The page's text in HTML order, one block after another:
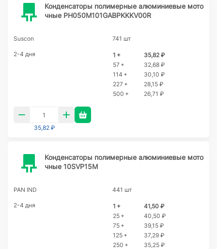
Конденсаторы полимерные алюминиевые мото
чные PH050M101GABPKKKV00R
Suscon 741 шт
2-4 дня 1 +
35,82 ₽
57 +
32,68 ₽
114 +
30,10 ₽
227 +
28,15 ₽
500 +
26,71 ₽
35,82 ₽
Конденсаторы полимерные алюминиевые мото
чные 10SVP15M
PAN IND 441 шт
2-4 дня 1 +
41,50 ₽
25 +
40,50 ₽
75 +
39,15 ₽
125 +
37,29 ₽
250 +
35,25 ₽